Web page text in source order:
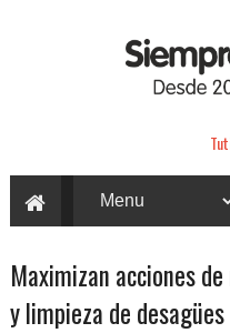
Maximizan acciones
y limpieza de